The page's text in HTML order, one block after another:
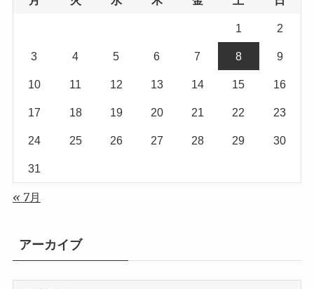
1 2
3 4 5 6 7 8 9
10 11 12 13 14 15 16
17 18 19 20 21 22 23
24 25 26 27 28 29 30
31
« 7月
アーカイブ